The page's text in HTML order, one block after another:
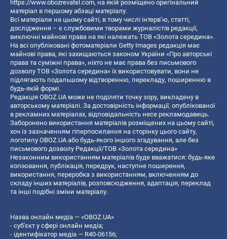
https://www.obozrevatel.com, на якій розміщено оригінальний
матеріал в першому абзаці матеріалу.
Всі матеріали на цьому сайті, в тому числі інтерв’ю, статті,
дослідження – є службовими творами журналістів редакції,
виключні майнові права на які належать ТОВ «Золота середина».
На всі опубліковані фотоматеріали Getty Images редакція має
майнові права, які захищаються законом України «Про авторські
права та суміжні права», ніхто не має права без письмового
дозволу ТОВ «Золота середина» їх використовувати, вони не
підлягають подальшому відтворенню, перекладу, поширенню в
будь-якій формі.
Редакція OBOZ.UA може не поділяти точку зору, викладену в
авторському матеріалі. За достовірність інформації, опублікованої
в рекламних матеріалах, відповідальність несе рекламодавець.
Заборонено використання матеріалів розміщених на цьому сайті,
хоч із зазначенням гіперпосилання на сторінку цього сайту,
логотипу OBOZ.UA або будь-якого іншого згадування, але без
письмового дозволу Редакції/ТОВ «Золота середина»
Незаконним використанням матеріалів буде вважатися: будь-яке
копiювання, публiкацiя, передрук, наступне поширення,
використання, переробка з використанням, включенням до
складу інших матеріалів, розповсюдження, адаптація, переклад
та інші подібні зміни матеріалу.
Назва онлайн медіа — «OBOZ.UA»
- суб'єкт у сфері онлайн медіа;
- ідентифікатор медіа — R40-06156;